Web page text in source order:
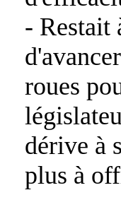
- Restait
roues
dérive à
plus à